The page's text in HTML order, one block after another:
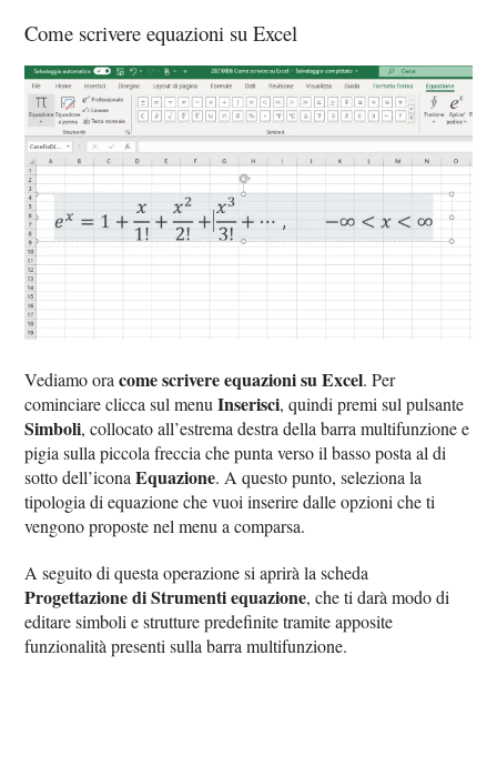
Come scrivere equazioni su Excel
Vediamo oracome scrivere equazioni su Excel. Per
cominciare clicca sul menuInserisci, quindi premi sul pulsante
Simboli, collocato all’estrema destra della barra multifunzione e
pigia sulla piccola freccia che punta verso il basso posta al di
sotto dell’iconaEquazione. A questo punto, seleziona la
tipologia di equazione che vuoi inserire dalle opzioni che ti
vengono proposte nel menu a comparsa.
A seguito di questa operazione si aprirà la scheda
Progettazione di Strumenti equazione, che ti darà modo di
editare simboli e strutture predefinite tramite apposite
funzionalità presenti sulla barra multifunzione.